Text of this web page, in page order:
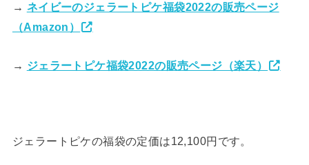
→ ネイビーのジェラートピケ福袋2022の販売ページ
（Amazon）
→ ジェラートピケ福袋2022の販売ページ（楽天）
ジェラートピケの福袋の定価は12,100円です。